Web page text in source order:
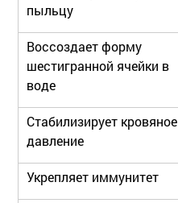
пыльцу
Воссоздает форму
шестигранной ячейки в
воде
Стабилизирует кровяное
давление
Укрепляет иммунитет